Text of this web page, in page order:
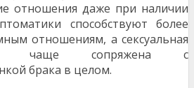
отношения даже при наличии
способствуют более
от­ношениям, а сексуальная
ча­ще сопряжена с
брака в целом.